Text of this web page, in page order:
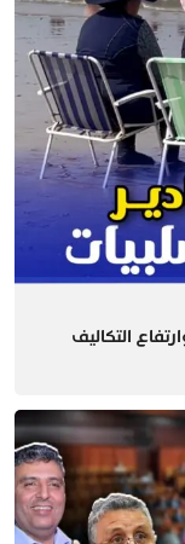
التكاليف